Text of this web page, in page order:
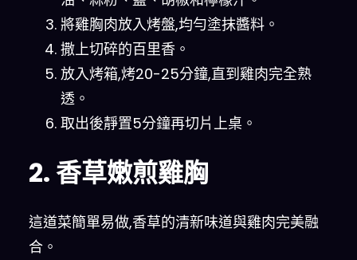
將雞胸肉放入烤盤,均勻塗抹醬料。
撒上切碎的百里香。
放入烤箱,烤20-25分鐘,直到雞肉完全熟
透。
取出後靜置5分鐘再切片上桌。
2. 香草嫩煎雞胸
這道菜簡單易做,香草的清新味道與雞肉完美融
合。